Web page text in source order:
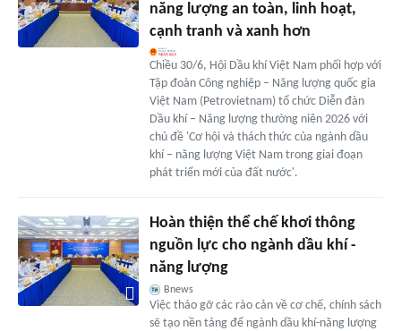
năng lượng an toàn, linh hoạt,
cạnh tranh và xanh hơn
Chiều 30/6, Hội Dầu khí Việt Nam phối hợp với
Tập đoàn Công nghiệp – Năng lượng quốc gia
Việt Nam (Petrovietnam) tổ chức Diễn đàn
Dầu khí – Năng lượng thường niên 2026 với
chủ đề 'Cơ hội và thách thức của ngành dầu
khí – năng lượng Việt Nam trong giai đoạn
phát triển mới của đất nước'.
Hoàn thiện thể chế khơi thông
nguồn lực cho ngành dầu khí -
năng lượng
Bnews
Việc tháo gỡ các rào cản về cơ chế, chính sách
sẽ tạo nền tảng để ngành dầu khí-năng lượng